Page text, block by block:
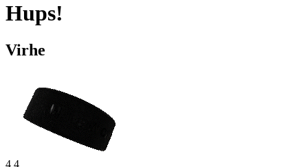
Hups!
Virhe
4 4